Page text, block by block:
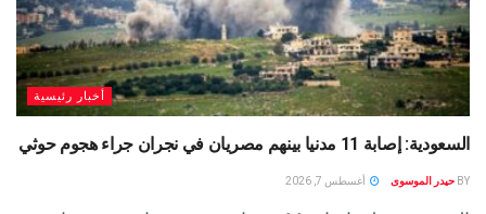
أخبار رئيسية
السعودية: إصابة 11 مدنيا بينهم مصريان في نجران جراء هجوم حوثي
BY حيدر الموسوى أغسطس 7, 2026